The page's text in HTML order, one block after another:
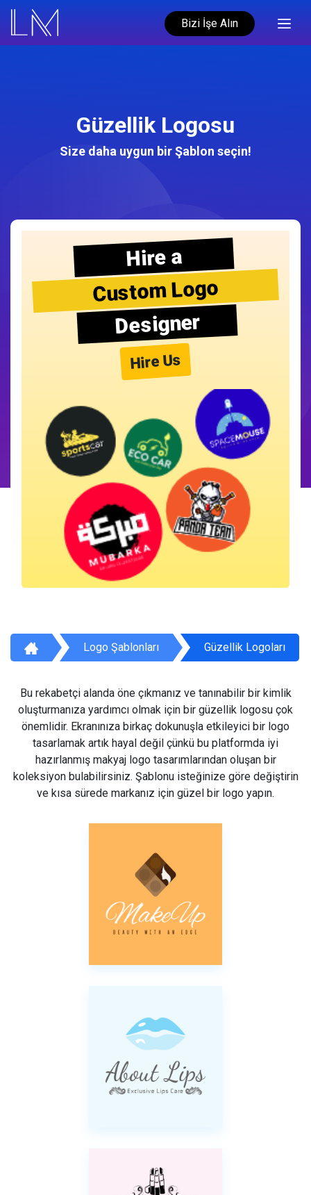
Bizi İşe Alın
Güzellik Logosu
Size daha uygun bir Şablon seçin!
Hire a
Custom Logo
Designer
Hire Us
Logo Şablonları Güzellik Logoları
Bu rekabetçi alanda öne çıkmanız ve tanınabilir bir kimlik
oluşturmanıza yardımcı olmak için bir güzellik logosu çok
önemlidir. Ekranınıza birkaç dokunuşla etkileyici bir logo
tasarlamak artık hayal değil çünkü bu platformda iyi
hazırlanmış makyaj logo tasarımlarından oluşan bir
koleksiyon bulabilirsiniz. Şablonu isteğinize göre değiştirin
ve kısa sürede markanız için güzel bir logo yapın.